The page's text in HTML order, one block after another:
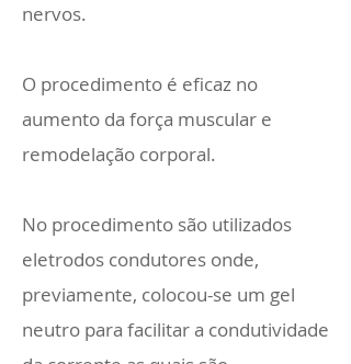
nervos.
O procedimento é eficaz no
aumento da força muscular e
remodelação corporal.
No procedimento são utilizados
eletrodos condutores onde,
previamente, colocou-se um gel
neutro para facilitar a condutividade